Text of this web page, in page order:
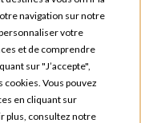
navigation sur notre
votre
et de comprendre
sur "J’accepte",
Vous pouvez
en cliquant sur
plus, consultez notre